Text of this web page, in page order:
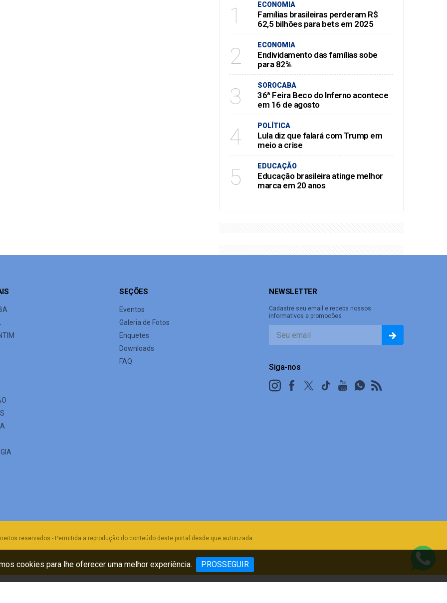
cookies para lhe oferecer uma melhor experiência. PROSSEGUIR
1 ECONOMIA
Famílias brasileiras perderam R$
62,5 bilhões para bets em 2025
2 ECONOMIA
Endividamento das famílias sobe
para 82%
3 SOROCABA
36ª Feira Beco do Inferno acontece
em 16 de agosto
4 POLÍTICA
Lula diz que falará com Trump em
meio a crise
5 EDUCAÇÃO
Educação brasileira atinge melhor
marca em 20 anos
SEÇÕES
Eventos
Galeria de Fotos
Enquetes
Downloads
FAQ
NEWSLETTER
Cadastre seu email e receba nossos
informativos e promocões .
Siga-nos
reservados - Permitida a reprodução do conteúdo deste portal desde que autorizada.